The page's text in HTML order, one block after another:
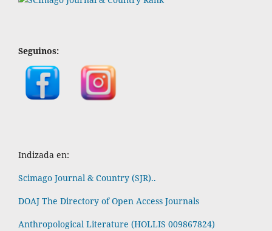
Seguinos:
Indizada en:
Scimago Journal & Country (SJR)..
DOAJ The Directory of Open Access Journals
Anthropological Literature (HOLLIS 009867824)